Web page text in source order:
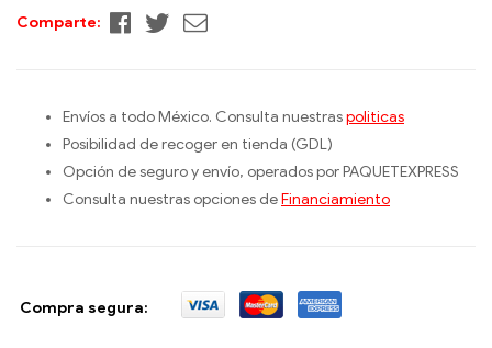
Comparte:
Facebook
TwitterCorreo
Envíos a todo México. Consulta nuestraspoliticas
Posibilidad de recoger en tienda (GDL)
Opción de seguro y envío, operados por PAQUETEXPRESS
Consulta nuestras opciones deFinanciamiento
Compra segura: